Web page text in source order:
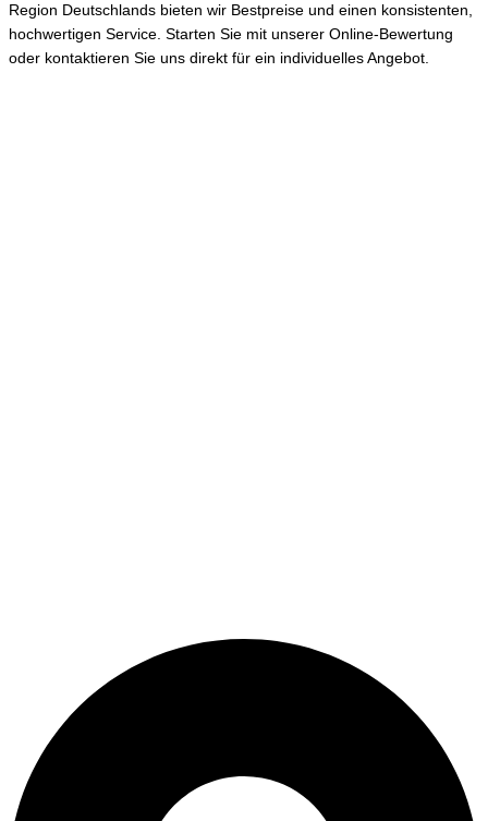
Region Deutschlands bieten wir Bestpreise und einen konsistenten,
hochwertigen Service. Starten Sie mit unserer Online-Bewertung
oder kontaktieren Sie uns direkt für ein individuelles Angebot.